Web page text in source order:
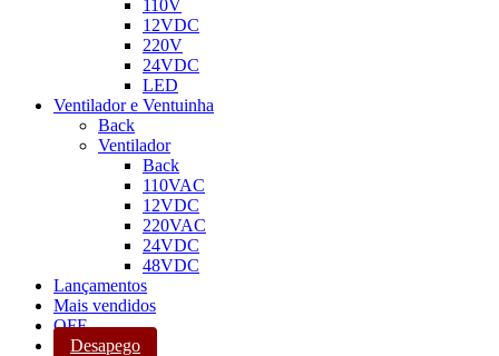
110V
12VDC
220V
24VDC
LED
Ventilador e Ventuinha
Back
Ventilador
Back
110VAC
12VDC
220VAC
24VDC
48VDC
Lançamentos
Mais vendidos
OFF
Desapego